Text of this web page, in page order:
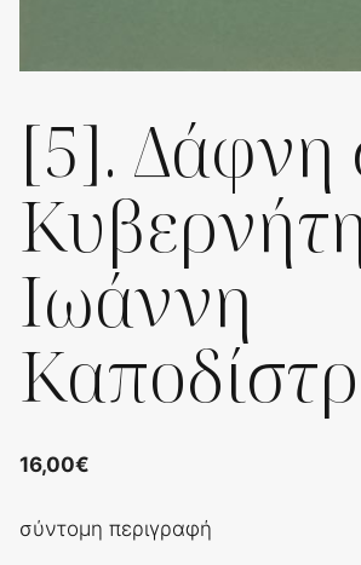
[5]. Δάφνη
Ιωάννη
16,00€
σύντομη περιγραφή